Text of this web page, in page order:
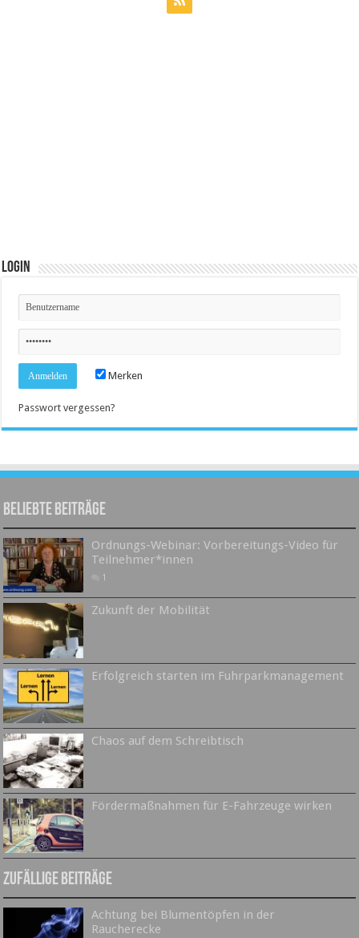
Login
Merken
Passwort vergessen?
Beliebte Beiträge
Ordnungs-Webinar: Vorbereitungs-Video für
Teilnehmer*innen
1
Zukunft der Mobilität
Erfolgreich starten im Fuhrparkmanagement
Chaos auf dem Schreibtisch
Fördermaßnahmen für E-Fahrzeuge wirken
Zufällige Beiträge
Achtung bei Blumentöpfen in der
Raucherecke